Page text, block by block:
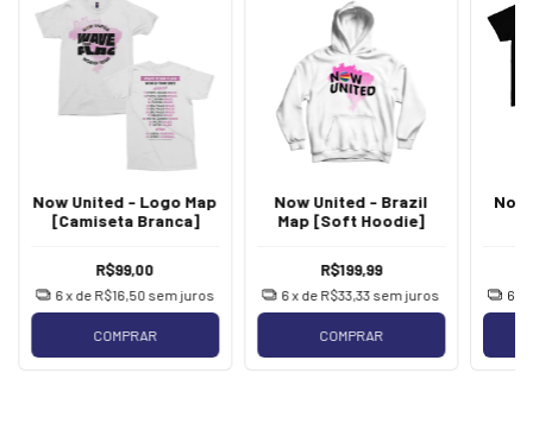
Now United - Logo Map
[Camiseta Branca]
R$99,00
6x de R$16,50 sem juros
COMPRAR
Now United - Brazil
Map [Soft Hoodie]
R$199,99
6 x de R$33,33 sem juros
COMPRAR
6